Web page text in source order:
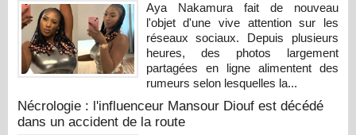
Aya Nakamura fait de nouveau
l'objet d'une vive attention sur les
réseaux sociaux. Depuis plusieurs
heures, des photos largement
partagées en ligne alimentent des
rumeurs selon lesquelles la...
Nécrologie : l'influenceur Mansour Diouf est décédé
dans un accident de la route